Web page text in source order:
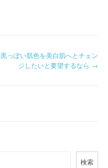
黒っぽい肌色を美白肌へとチェン
ジしたいと要望するなら →
検索